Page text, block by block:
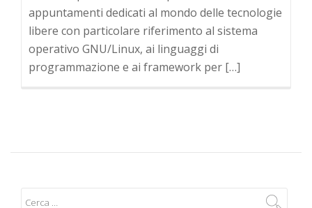
appuntamenti dedicati al mondo delle tecnologie
libere con particolare riferimento al sistema
operativo GNU/Linux, ai linguaggi di
programmazione e ai framework per […]